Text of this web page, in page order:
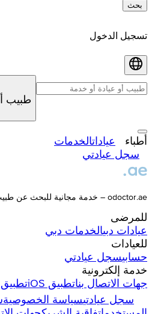
بحث
تسجيل الدخول
طبيب
أطباء عياداتالخدمات
سجل عيادتي
odoctor.ae – خدمة مجانية للبحث عن طبيب وحجز موعد عبر الإنترنت
للمرضى
عيادات دبيالخدمات دبي
للعيادات
حسابيسجل عيادتي
خدمة إلكترونية
جهات الاتصال بناتطبيق iOS
تطبيق Android
سجل عيادتيسياسة الخصوصية